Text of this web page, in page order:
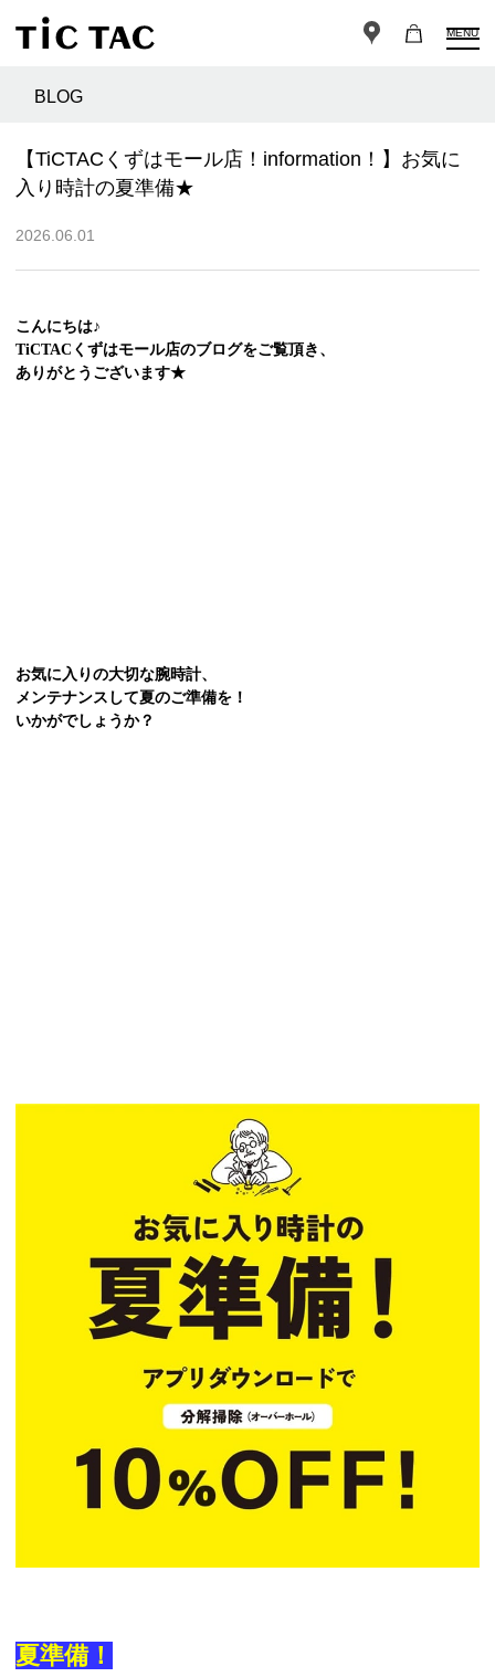
MENU
BLOG
【TiCTACくずはモール店！information！】お気に
入り時計の夏準備★
2026.06.01
こんにちは♪
TiCTACくずはモール店のブログをご覧頂き、
ありがとうございます★
お気に入りの大切な腕時計、
メンテナンスして夏のご準備を！
いかがでしょうか？
夏準備！